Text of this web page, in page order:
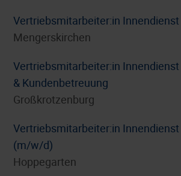
Vertriebsmitarbeiter:in
Mengerskirchen
Vertriebsmitarbeiter:in
& Kundenbetreuung
Großkrotzenburg
Vertriebsmitarbeiter:in
(m/w/d)
Hoppegarten